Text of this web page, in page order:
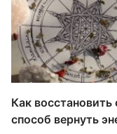
Как
способ вернуть